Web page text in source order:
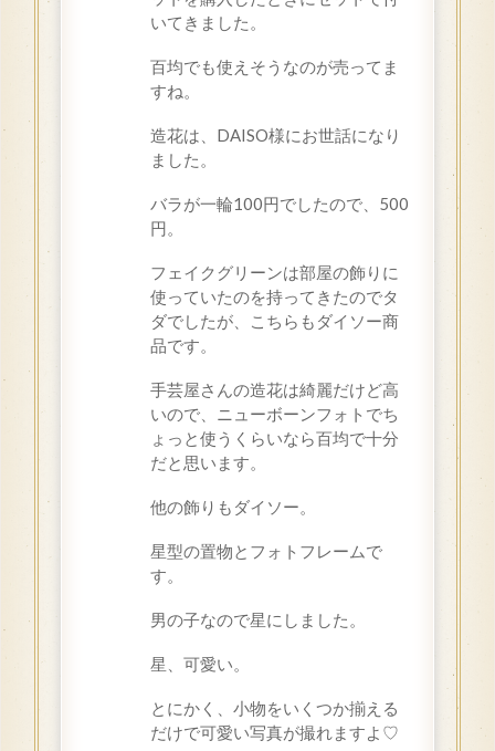
いてきました。
百均でも使えそうなのが売ってま
すね。
造花は、DAISO様にお世話になり
ました。
バラが一輪100円でしたので、500
円。
フェイクグリーンは部屋の飾りに
使っていたのを持ってきたのでタ
ダでしたが、こちらもダイソー商
品です。
手芸屋さんの造花は綺麗だけど高
いので、ニューボーンフォトでち
ょっと使うくらいなら百均で十分
だと思います。
他の飾りもダイソー。
星型の置物とフォトフレームで
す。
男の子なので星にしました。
星、可愛い。
とにかく、小物をいくつか揃える
だけで可愛い写真が撮れますよ♡